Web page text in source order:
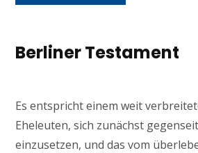
Berliner Testament
Es entspricht einem weit
Eheleuten, sich zunächst
einzusetzen, und das vom